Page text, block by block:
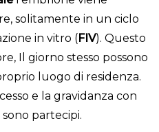
solitamente in un ciclo
in vitro (FIV). Questo
Il giorno stesso possono
luogo di residenza.
e la gravidanza con
partecipi.